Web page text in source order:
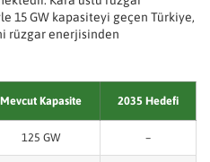
15 GW kapasiteyi geçen Türkiye,
rüzgar enerjisinden
Mevcut Kapasite 2035 Hedefi
125 GW –